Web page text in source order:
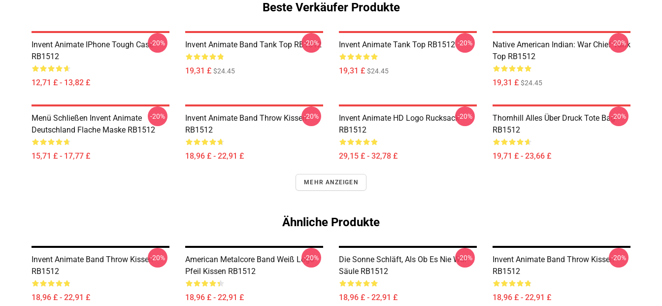
Beste Verkäufer Produkte
Invent Animate IPhone Tough Case
RB1512
12,71 £ - 13,82 £
-20% Invent Animate Band Tank Top RB1512
19,31 £ $24.45
-20% Invent Animate Tank Top RB1512
19,31 £ $24.45
-20%
Native American Indian: War Chief Tank
Top RB1512
19,31 £ $24.45
-20%
Menü Schließen Invent Animate
Deutschland Flache Maske RB1512
15,71 £ - 17,77 £
-20%
Invent Animate Band Throw Kissen
RB1512
18,96 £ - 22,91 £
-20%
Invent Animate HD Logo Rucksack
RB1512
29,15 £ - 32,78 £
-20%
Thornhill Alles Über Druck Tote Bag
RB1512
19,71 £ - 23,66 £
-20%
MEHR ANZEIGEN
Ähnliche Produkte
Invent Animate Band Throw Kissen
RB1512
18,96 £ - 22,91 £
-20%
American Metalcore Band Weiß Logo
Pfeil Kissen RB1512
18,96 £ - 22,91 £
-20%
Die Sonne Schläft, Als Ob Es Nie War
Säule RB1512
18,96 £ - 22,91 £
-20%
Invent Animate Band Throw Kissen
RB1512
18,96 £ - 22,91 £
-20%